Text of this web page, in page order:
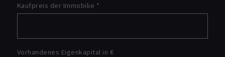
Kaufpreis der Immobilie *
Vorhandenes Eigenkapital in €